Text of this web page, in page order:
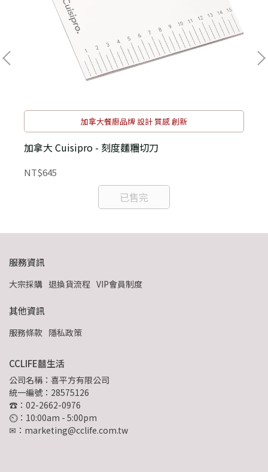
加拿大餐廚品牌 設計 質感 創新
加拿大 Cuisipro - 刻度麵糰切刀
NT$645
已售完
服務資訊
大宗採購 退換貨流程 VIP會員制度
其他資訊
服務條款 隱私政策
CCLIFE囍生活
公司名稱：喜平方有限公司
統一編號：28575126
☎：02-2662-0976
⏲︎：10:00am - 5:00pm
✉：marketing@cclife.com.tw